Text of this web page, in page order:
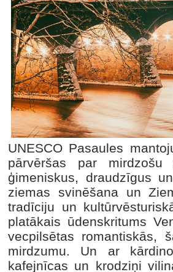
UNESCO Pasaules
pārvēršas par
ģimeniskus, draudzīgus
ziemas svinēšana un
tradīciju un
platākais ūdenskritums
vecpilsētas romantiskās,
mirdzumu. Un ar
kafejnīcas un krodziņi